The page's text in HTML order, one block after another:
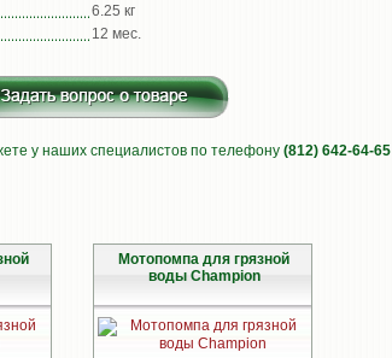
6.25 кг
12 мес.
у наших специалистов по телефону (812) 642-64-65
Мотопомпа для грязной
воды Champion